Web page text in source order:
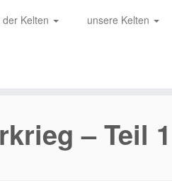
Kelten unsere Kelten
– Teil 1